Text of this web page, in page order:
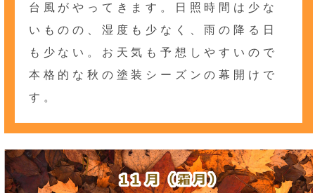
台風がやってきます。日照時間は少な
いものの、湿度も少なく、雨の降る日
も少ない。お天気も予想しやすいので
本格的な秋の塗装シーズンの幕開けで
す。